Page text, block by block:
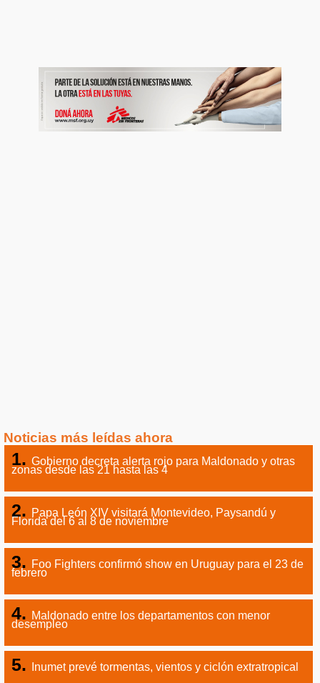
Noticias más leídas ahora
Gobierno decreta alerta rojo para Maldonado y otras
zonas desde las 21 hasta las 4
Papa León XIV visitará Montevideo, Paysandú y
Florida del 6 al 8 de noviembre
Foo Fighters confirmó show en Uruguay para el 23 de
febrero
Maldonado entre los departamentos con menor
desempleo
Inumet prevé tormentas, vientos y ciclón extratropical